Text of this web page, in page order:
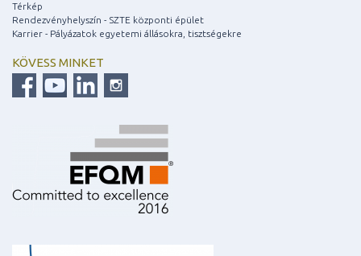
Térkép
Rendezvényhelyszín - SZTE központi épület
Karrier - Pályázatok egyetemi állásokra, tisztségekre
KÖVESS MINKET